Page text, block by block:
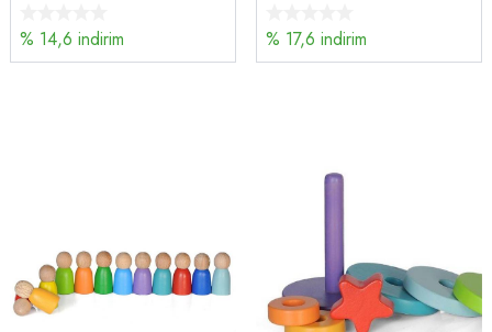
% 14,6 indirim % 17,6 indirim